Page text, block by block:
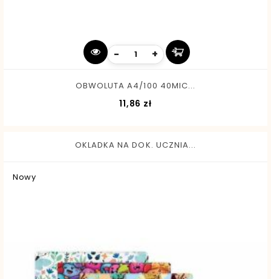
- +
OBWOLUTA A4/100 40MIC...
11,86 zł
OKLADKA NA DOK. UCZNIA...
Nowy